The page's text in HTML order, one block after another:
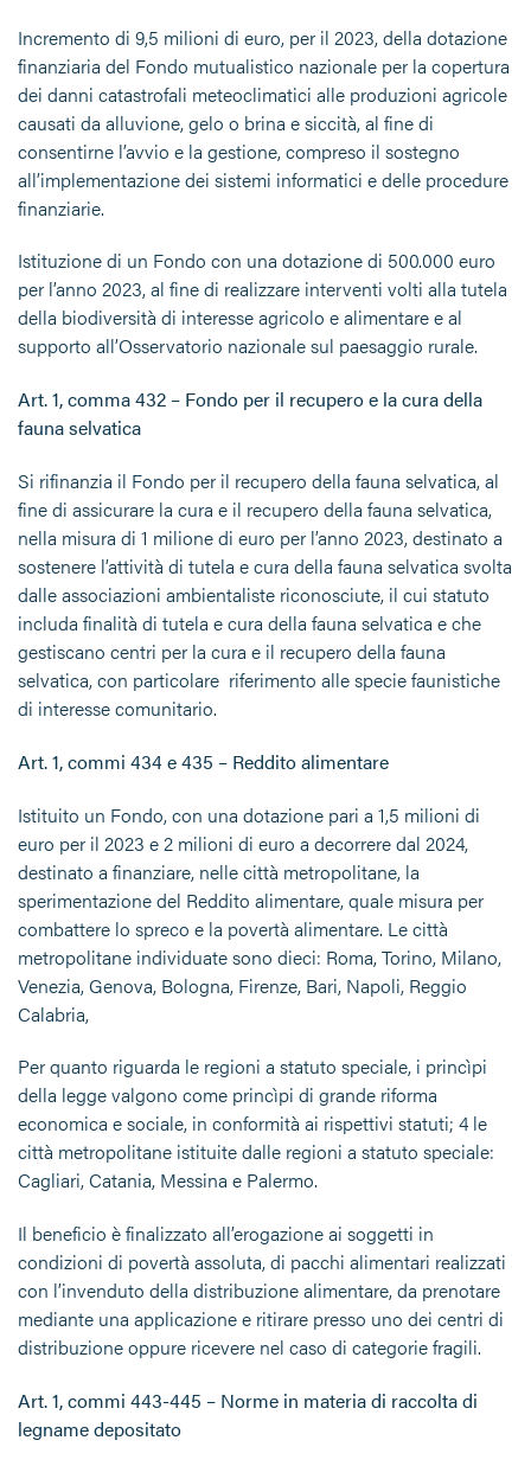
Incremento di 9,5 milioni di euro, per il 2023, della dotazione
finanziaria del Fondo mutualistico nazionale per la copertura
dei danni catastrofali meteoclimatici alle produzioni agricole
causati da alluvione, gelo o brina e siccità, al fine di
consentirne l’avvio e la gestione, compreso il sostegno
all’implementazione dei sistemi informatici e delle procedure
finanziarie.
Istituzione di un Fondo con una dotazione di 500.000 euro
per l’anno 2023, al fine di realizzare interventi volti alla tutela
della biodiversità di interesse agricolo e alimentare e al
supporto all’Osservatorio nazionale sul paesaggio rurale.
Art. 1, comma 432 – Fondo per il recupero e la cura della
fauna selvatica
Si rifinanzia il Fondo per il recupero della fauna selvatica, al
fine di assicurare la cura e il recupero della fauna selvatica,
nella misura di 1 milione di euro per l’anno 2023, destinato a
sostenere l’attività di tutela e cura della fauna selvatica svolta
dalle associazioni ambientaliste riconosciute, il cui statuto
includa finalità di tutela e cura della fauna selvatica e che
gestiscano centri per la cura e il recupero della fauna
selvatica, con particolare riferimento alle specie faunistiche
di interesse comunitario.
Art. 1, commi 434 e 435 – Reddito alimentare
Istituito un Fondo, con una dotazione pari a 1,5 milioni di
euro per il 2023 e 2 milioni di euro a decorrere dal 2024,
destinato a finanziare, nelle città metropolitane, la
sperimentazione del Reddito alimentare, quale misura per
combattere lo spreco e la povertà alimentare. Le città
metropolitane individuate sono dieci: Roma, Torino, Milano,
Venezia, Genova, Bologna, Firenze, Bari, Napoli, Reggio
Calabria,
Per quanto riguarda le regioni a statuto speciale, i princìpi
della legge valgono come princìpi di grande riforma
economica e sociale, in conformità ai rispettivi statuti; 4 le
città metropolitane istituite dalle regioni a statuto speciale:
Cagliari, Catania, Messina e Palermo.
Il beneficio è finalizzato all’erogazione ai soggetti in
condizioni di povertà assoluta, di pacchi alimentari realizzati
con l’invenduto della distribuzione alimentare, da prenotare
mediante una applicazione e ritirare presso uno dei centri di
distribuzione oppure ricevere nel caso di categorie fragili.
Art. 1, commi 443-445 – Norme in materia di raccolta di
legname depositato